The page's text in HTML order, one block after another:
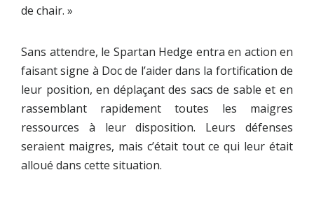
de chair. »
Sans attendre, le Spartan Hedge entra en action en
faisant signe à Doc de l’aider dans la fortification de
leur position, en déplaçant des sacs de sable et en
rassemblant rapidement toutes les maigres
ressources à leur disposition. Leurs défenses
seraient maigres, mais c’était tout ce qui leur était
alloué dans cette situation.